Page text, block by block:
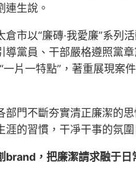
連生說。
倉市以“廉磚·我愛廉”系列
導黨員、干部嚴格遵照黨
一片一特點”，著重展現案
部門不斷夯實清正廉潔的
涯的習慣，干凈干事的氛
brand，把廉潔請求融于日